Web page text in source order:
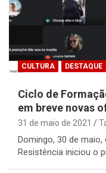
CULTURA DESTAQUE
Ciclo de
em breve novas
31 de maio de 2021
Domingo, 30 de
Resistência iniciou o